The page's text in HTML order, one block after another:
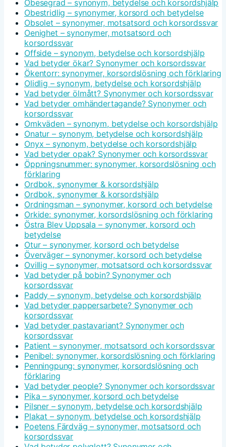
Obesegrad – synonym, betydelse och korsordshjälp
Obestridlig – synonymer, korsord och betydelse
Obsolet – synonymer, motsatsord och korsordssvar
Oenighet – synonymer, motsatsord och
korsordssvar
Offside – synonym, betydelse och korsordshjälp
Vad betyder ökar? Synonymer och korsordssvar
Ökentorr: synonymer, korsordslösning och förklaring
Olidlig – synonym, betydelse och korsordshjälp
Vad betyder ölmått? Synonymer och korsordssvar
Vad betyder omhändertagande? Synonymer och
korsordssvar
Omkväden – synonym, betydelse och korsordshjälp
Onatur – synonym, betydelse och korsordshjälp
Onyx – synonym, betydelse och korsordshjälp
Vad betyder opak? Synonymer och korsordssvar
Öppningsnummer: synonymer, korsordslösning och
förklaring
Ordbok, synonymer & korsordshjälp
Ordbok, synonymer & korsordshjälp
Ordningsman – synonymer, korsord och betydelse
Orkide: synonymer, korsordslösning och förklaring
Östra Blev Uppsala – synonymer, korsord och
betydelse
Otur – synonymer, korsord och betydelse
Överväger – synonymer, korsord och betydelse
Ovillig – synonymer, motsatsord och korsordssvar
Vad betyder på bobin? Synonymer och
korsordssvar
Paddy – synonym, betydelse och korsordshjälp
Vad betyder pappersarbete? Synonymer och
korsordssvar
Vad betyder pastavariant? Synonymer och
korsordssvar
Patient – synonymer, motsatsord och korsordssvar
Penibel: synonymer, korsordslösning och förklaring
Penningpung: synonymer, korsordslösning och
förklaring
Vad betyder people? Synonymer och korsordssvar
Pika – synonymer, korsord och betydelse
Pilsner – synonym, betydelse och korsordshjälp
Plakat – synonym, betydelse och korsordshjälp
Poetens Färdväg – synonymer, motsatsord och
korsordssvar